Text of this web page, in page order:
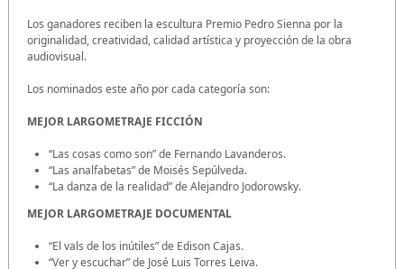
Los ganadores reciben la escultura Premio Pedro Sienna por la
originalidad, creatividad, calidad artística y proyección de la obra
audiovisual.
Los nominados este año por cada categoría son:
MEJOR LARGOMETRAJE FICCIÓN
“Las cosas como son” de Fernando Lavanderos.
“Las analfabetas” de Moisés Sepúlveda.
“La danza de la realidad” de Alejandro Jodorowsky.
MEJOR LARGOMETRAJE DOCUMENTAL
“El vals de los inútiles” de Edison Cajas.
“Ver y escuchar” de José Luis Torres Leiva.